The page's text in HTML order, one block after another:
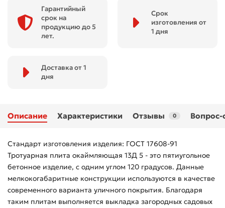
Гарантийный
срок на
продукцию до 5
лет.
Срок
изготовления от
1 дня
Доставка от 1
дня
Описание Характеристики Отзывы 0 Вопрос-
Стандарт изготовления изделия: ГОСТ 17608-91
Тротуарная плита окаймляющая 13Д 5 - это пятиугольное
бетонное изделие, с одним углом 120 градусов. Данные
мелкокогабаритные конструкции используются в качестве
современного варианта уличного покрытия. Благодаря
таким плитам выполняется выкладка загородных садовых